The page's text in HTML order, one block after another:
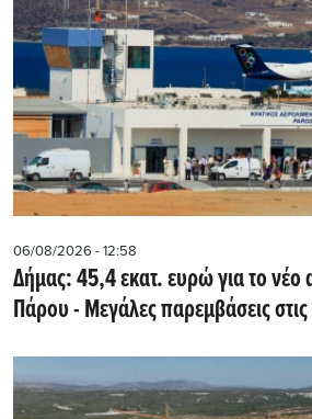
06/08/2026 - 12:58
Δήμας: 45,4 εκατ. ευρώ για το νέο
Πάρου - Μεγάλες παρεμβάσεις